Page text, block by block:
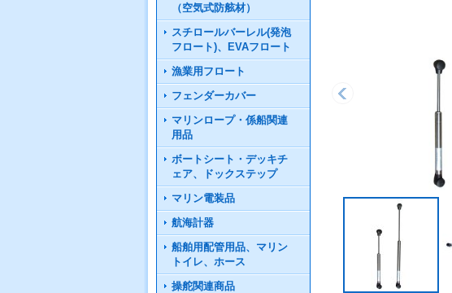
（空気式防舷材）
スチロールバーレル(発泡
フロート)、EVAフロート
漁業用フロート
フェンダーカバー
マリンロープ・係船関連
用品
ボートシート・デッキチ
ェア、ドックステップ
マリン電装品
航海計器
船舶用配管用品、マリン
トイレ、ホース
操舵関連商品